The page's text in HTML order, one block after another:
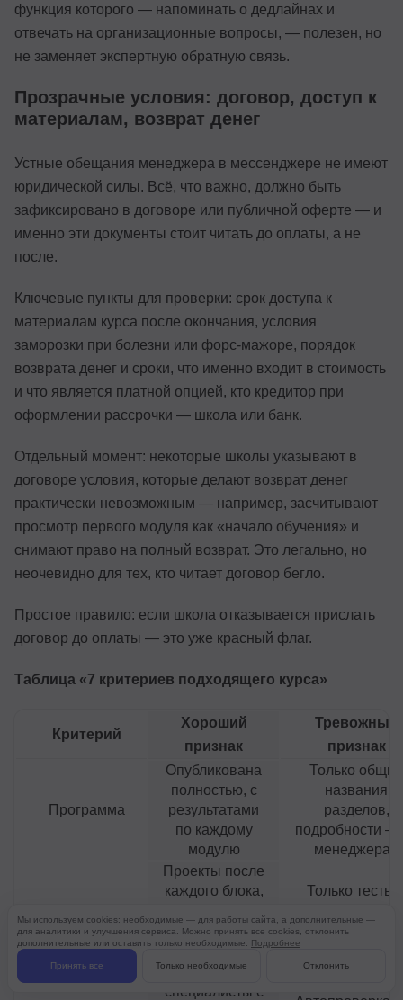
функция которого — напоминать о дедлайнах и
отвечать на организационные вопросы, — полезен, но
не заменяет экспертную обратную связь.
Прозрачные условия: договор, доступ к
материалам, возврат денег
Устные обещания менеджера в мессенджере не имеют
юридической силы. Всё, что важно, должно быть
зафиксировано в договоре или публичной оферте — и
именно эти документы стоит читать до оплаты, а не
после.
Ключевые пункты для проверки: срок доступа к
материалам курса после окончания, условия
заморозки при болезни или форс-мажоре, порядок
возврата денег и сроки, что именно входит в стоимость
и что является платной опцией, кто кредитор при
оформлении рассрочки — школа или банк.
Отдельный момент: некоторые школы указывают в
договоре условия, которые делают возврат денег
практически невозможным — например, засчитывают
просмотр первого модуля как «начало обучения» и
снимают право на полный возврат. Это легально, но
неочевидно для тех, кто читает договор бегло.
Простое правило: если школа отказывается прислать
договор до оплаты — это уже красный флаг.
Таблица «7 критериев подходящего курса»
Критерий
Хороший
признак
Тревожный
признак
Программа
Опубликована
полностью, с
результатами
по каждому
модулю
Только общие
названия
разделов,
подробности —
менеджера»
Проекты после
каждого блока,
работа для
портфолио
Только тесты
— «в конце
Практикующие
специалисты с
Мы используем cookies: необходимые — для работы сайта, а дополнительные —
для аналитики и улучшения сервиса. Можно принять все cookies, отклонить
дополнительные или оставить только необходимые. Подробнее
Принять все Только необходимые Отклонить